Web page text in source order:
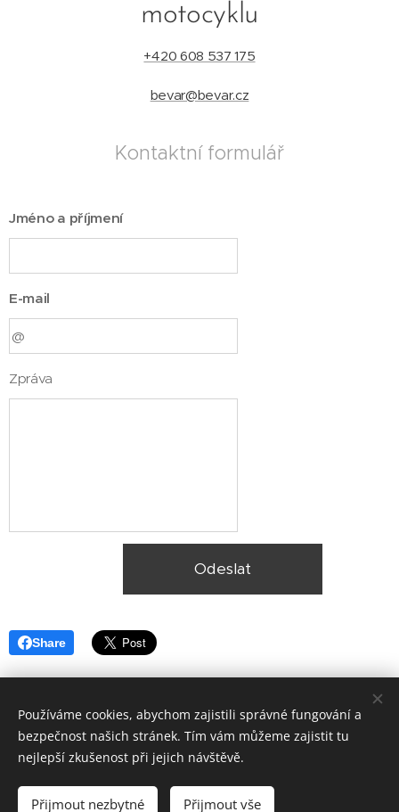
motocyklu
+420 608 537 175
bevar@bevar.cz
Kontaktní formulář
Jméno a příjmení
E-mail
Zpráva
Odeslat
Share
© 2025, Ekologická likvidace vozidel Plzeň,
Používáme cookies, abychom zajistili správné fungování a
bezpečnost našich stránek. Tím vám můžeme zajistit tu
nejlepší zkušenost při jejich návštěvě.
Přijmout nezbytné Přijmout vše